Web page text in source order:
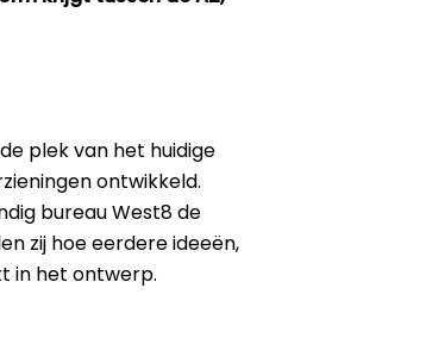
plek van het huidige
ontwikkeld.
bureau West8 de
zij hoe eerdere ideeën,
in het ontwerp.